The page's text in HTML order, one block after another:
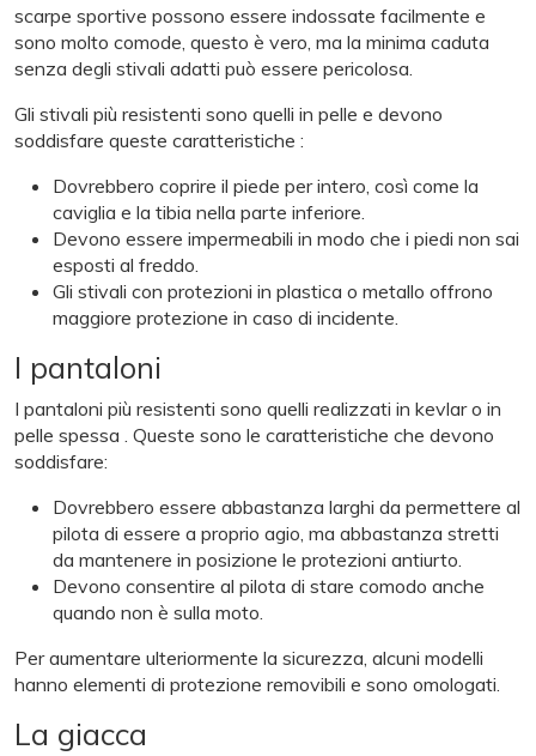
scarpe sportive possono essere indossate facilmente e
sono molto comode, questo è vero, ma la minima caduta
senza degli stivali adatti può essere pericolosa.
Gli stivali più resistenti sono quelli in pelle e devono
soddisfare queste caratteristiche :
Dovrebbero coprire il piede per intero, così come la
caviglia e la tibia nella parte inferiore.
Devono essere impermeabili in modo che i piedi non sai
esposti al freddo.
Gli stivali con protezioni in plastica o metallo offrono
maggiore protezione in caso di incidente.
I pantaloni
I pantaloni più resistenti sono quelli realizzati in kevlar o in
pelle spessa . Queste sono le caratteristiche che devono
soddisfare:
Dovrebbero essere abbastanza larghi da permettere al
pilota di essere a proprio agio, ma abbastanza stretti
da mantenere in posizione le protezioni antiurto.
Devono consentire al pilota di stare comodo anche
quando non è sulla moto.
Per aumentare ulteriormente la sicurezza, alcuni modelli
hanno elementi di protezione removibili e sono omologati.
La giacca